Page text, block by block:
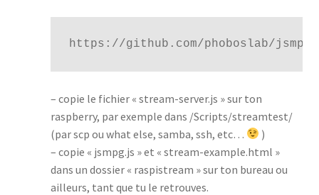
https://github.com/phoboslab/jsmpeg
– copie le fichier « stream-server.js » sur ton
raspberry, par exemple dans /Scripts/streamtest/
(par scp ou what else, samba, ssh, etc…
)
– copie « jsmpg.js » et « stream-example.html »
dans un dossier « raspistream » sur ton bureau ou
ailleurs, tant que tu le retrouves.